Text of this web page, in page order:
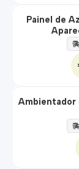
🇵🇹
Painel de
🇵🇹
Ambientador